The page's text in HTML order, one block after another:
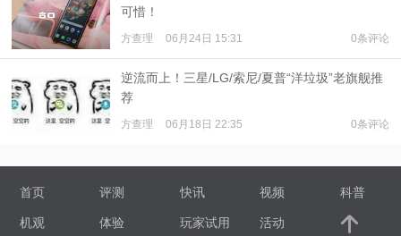
可惜！
方查理 06月24日 15:31 0条评论
逆流而上！三星/LG/索尼/夏普“洋垃圾”老旗舰推
荐
方查理 06月18日 22:35 0条评论
首页 评测 快讯 视频 科普
机观 体验 玩家试用 活动